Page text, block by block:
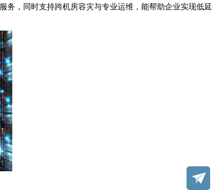
服务，同时支持跨机房容灾与专业运维，能帮助企业实现低延